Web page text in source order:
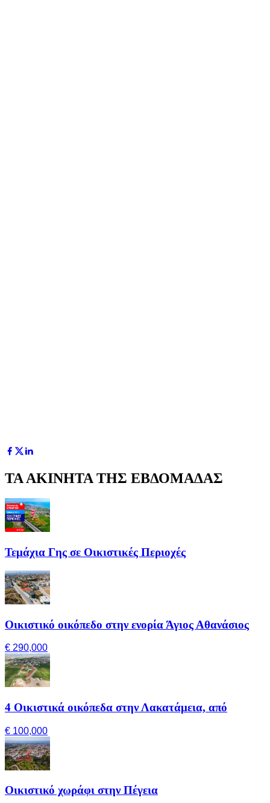
ΤΑ ΑΚΙΝΗΤΑ ΤΗΣ ΕΒΔΟΜΑΔΑΣ
Τεμάχια Γης σε Οικιστικές Περιοχές
Οικιστικό οικόπεδο στην ενορία Άγιος Αθανάσιος
€ 290,000
4 Οικιστικά οικόπεδα στην Λακατάμεια, από
€ 100,000
Οικιστικό χωράφι στην Πέγεια